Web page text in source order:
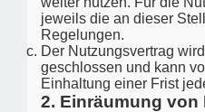
jeweils die an dieser
Regelungen.
Der Nutzungsvertrag
geschlossen und kann
Einhaltung einer Frist
2. Einräumung